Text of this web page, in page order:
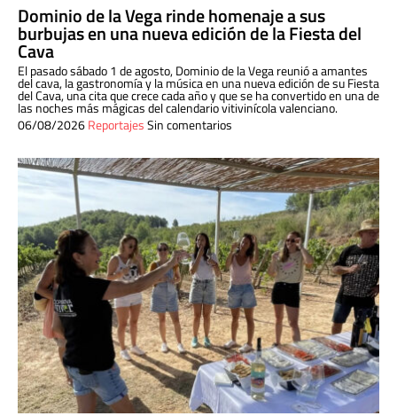
Dominio de la Vega rinde homenaje a sus
burbujas en una nueva edición de la Fiesta del
Cava
El pasado sábado 1 de agosto, Dominio de la Vega reunió a amantes
del cava, la gastronomía y la música en una nueva edición de su Fiesta
del Cava, una cita que crece cada año y que se ha convertido en una de
las noches más mágicas del calendario vitivinícola valenciano.
06/08/2026ReportajesSin comentarios